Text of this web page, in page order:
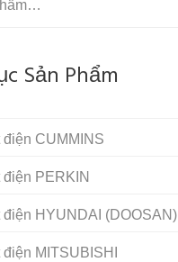
Sản Phẩm
điện CUMMINS
điện PERKIN
điện HYUNDAI (DOOSAN)
MITSUBISHI